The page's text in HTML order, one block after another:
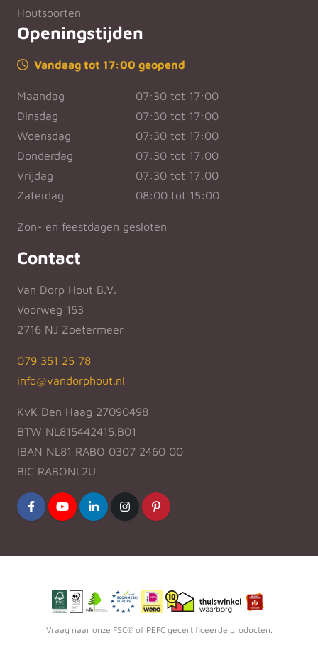
Houtsoorten
Openingstijden
Vandaag tot 17:00 geopend
Maandag
07:30 tot 17:00
Dinsdag
07:30 tot 17:00
Woensdag
07:30 tot 17:00
Donderdag
07:30 tot 17:00
Vrijdag
07:30 tot 17:00
Zaterdag
08:00 tot 15:00
Zon- en feestdagen gesloten
Contact
Van Dorp Hout B.V.
Voorweg 153
2716 NJ Zoetermeer
079 351 25 78
info@vandorphout.nl
KvK Den Haag 27090498
BTW NL815442415.B01
IBAN NL81 RABO 0307 2460 00
BIC RABONL2U
Vraag naar onze FSC® of PEFC gecertificeerde producten.